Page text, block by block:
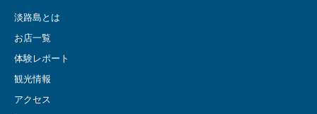
淡路島とは
お店一覧
体験レポート
観光情報
アクセス